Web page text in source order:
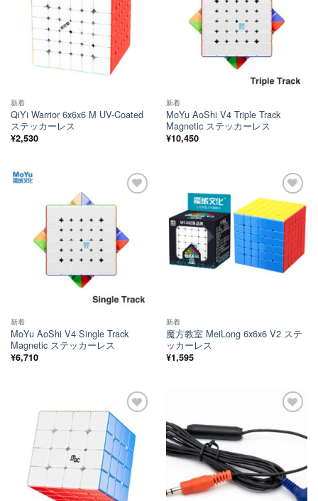
新着
QiYi Warrior 6x6x6 M UV-Coated
ステッカーレス
¥2,530
新着
MoYu AoShi V4 Triple Track
Magnetic ステッカーレス
¥10,450
新着
MoYu AoShi V4 Single Track
Magnetic ステッカーレス
¥6,710
ほし
い！
新着
魔方教室 MeiLong 6x6x6 V2 ステ
ッカーレス
¥1,595
い！
い！